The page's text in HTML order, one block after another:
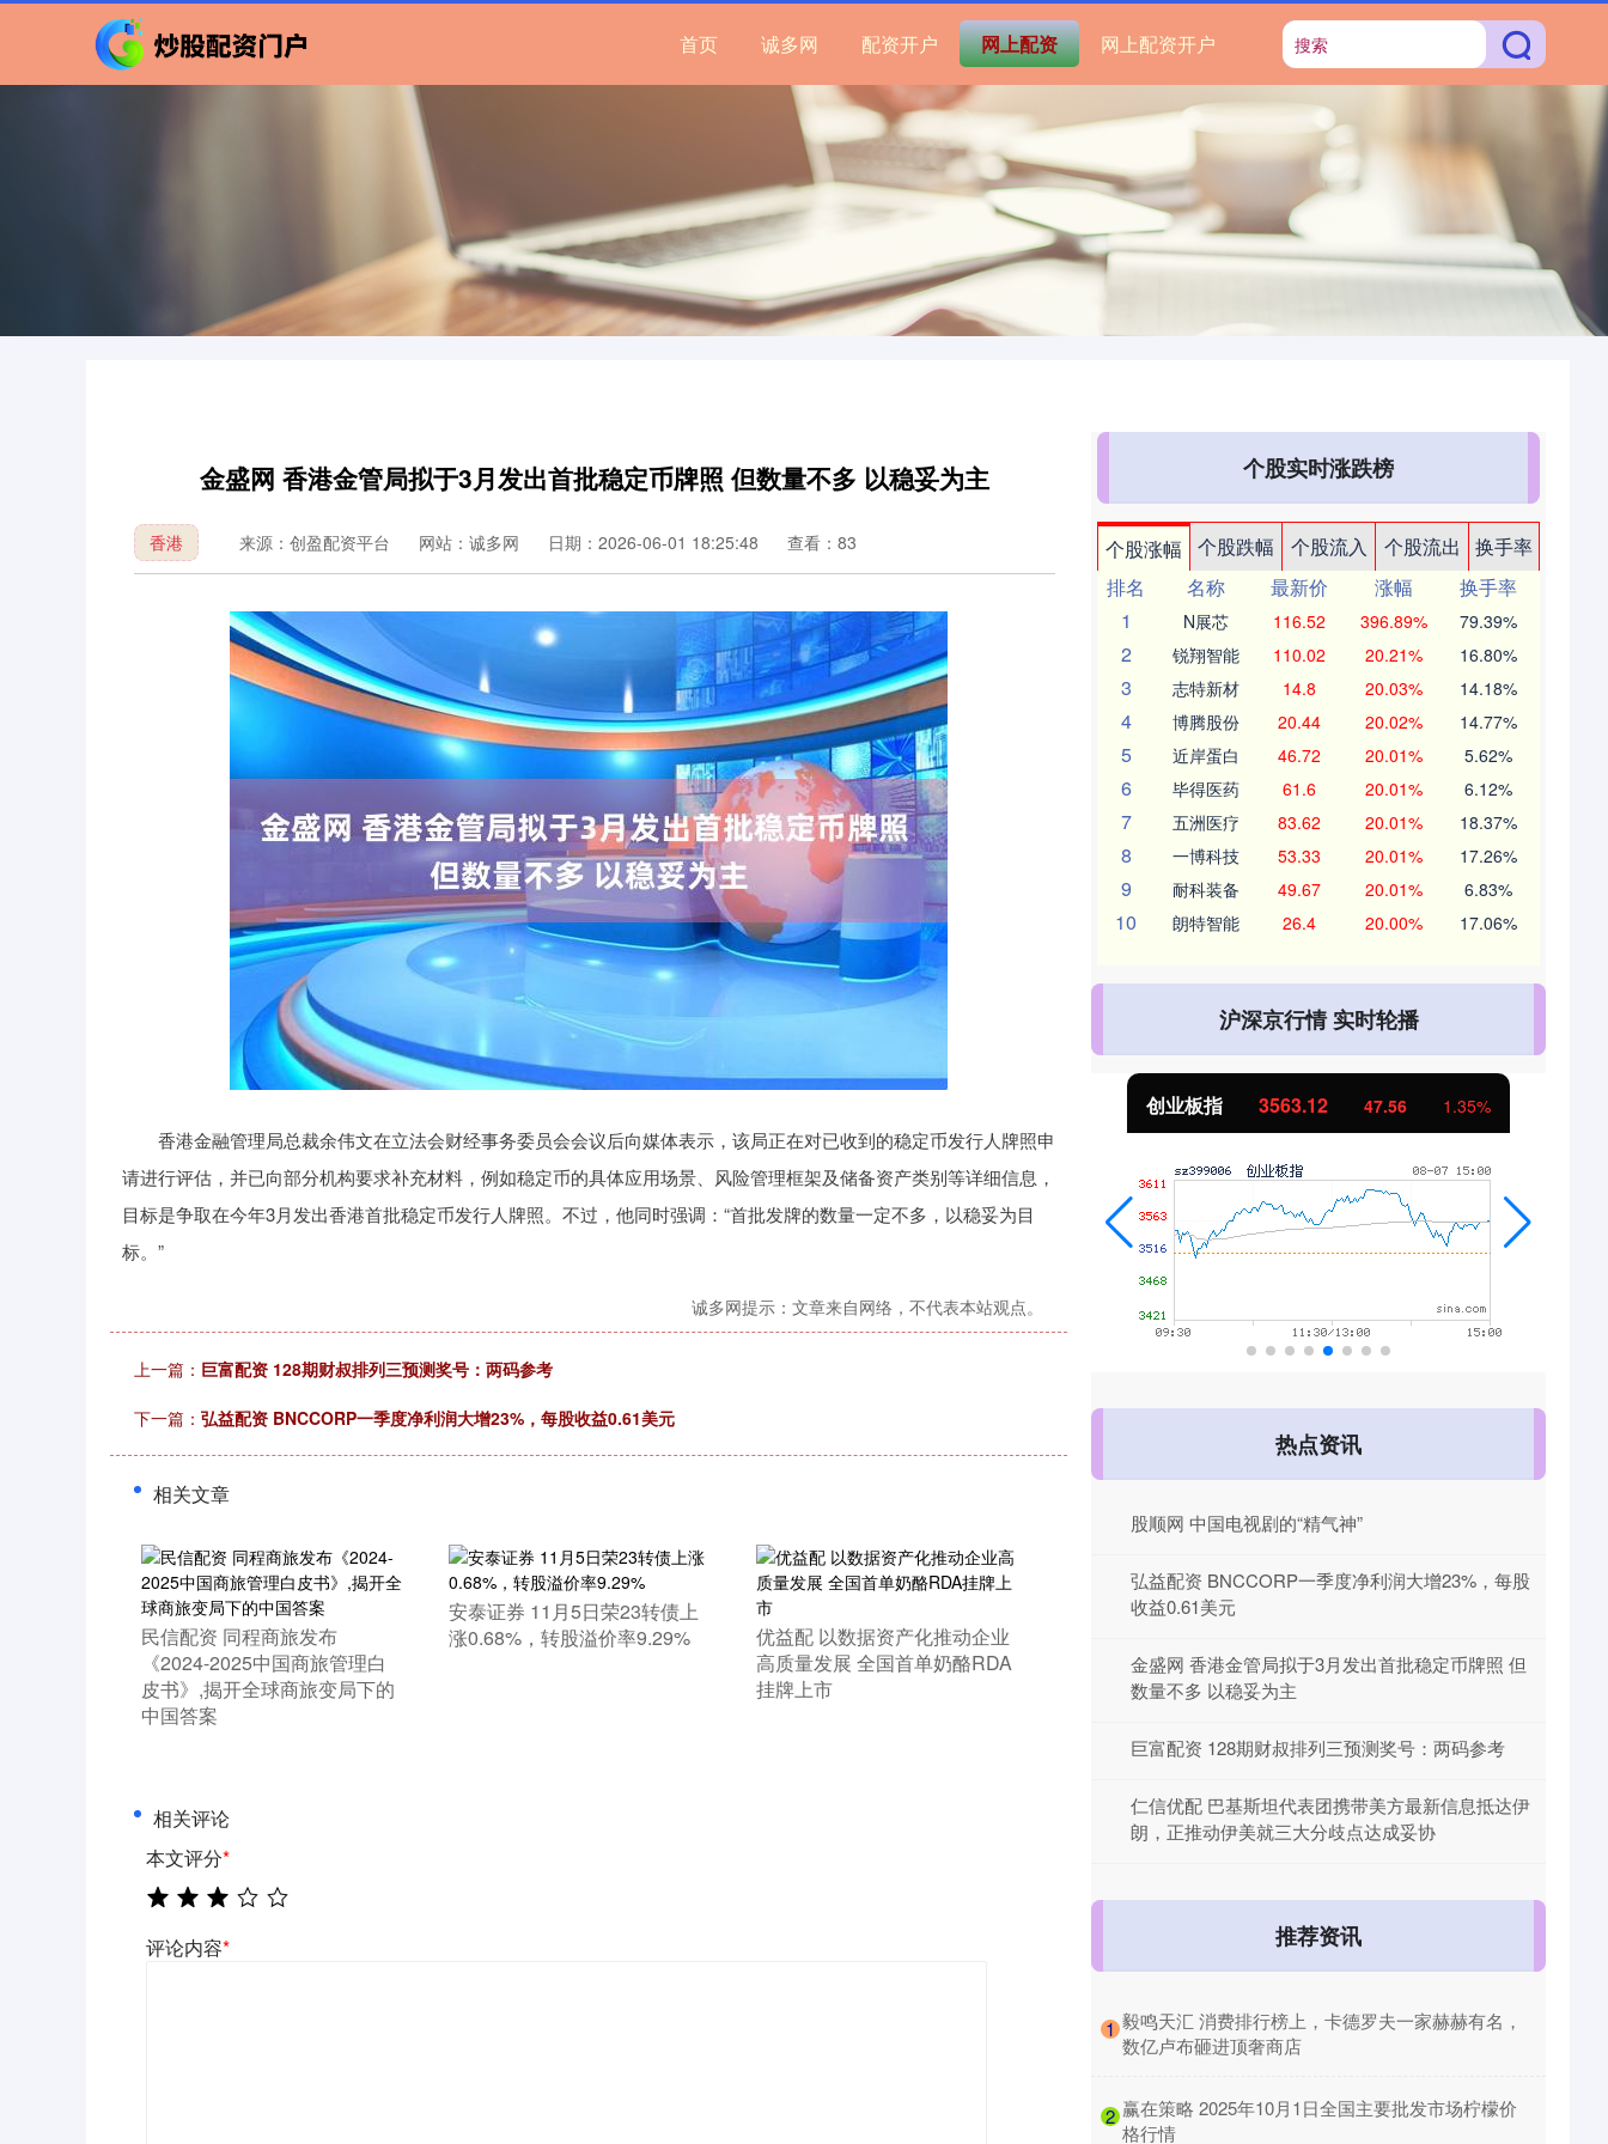
首页 诚多网 配资开户 网上配资 网上配资开户
金盛网 香港金管局拟于3月发出首批稳定币牌照 但数量不多 以稳妥为主
香港 来源：创盈配资平台 网站：诚多网 日期：2026-06-01 18:25:48 查看：83
香港金融管理局总裁余伟文在立法会财经事务委员会会议后向媒体表示，该局正在对已收到的稳定币发行人牌照申
请进行评估，并已向部分机构要求补充材料，例如稳定币的具体应用场景、风险管理框架及储备资产类别等详细信息，
目标是争取在今年3月发出香港首批稳定币发行人牌照。不过，他同时强调：“首批发牌的数量一定不多，以稳妥为目
标。”
诚多网提示：文章来自网络，不代表本站观点。
上一篇： 巨富配资 128期财叔排列三预测奖号：两码参考
下一篇： 弘益配资 BNCCORP一季度净利润大增23%，每股收益0.61美元
相关文章
​民信配资 同程商旅发布
《2024-2025中国商旅管理白
皮书》,揭开全球商旅变局下的
中国答案
​安泰证券 11月5日荣23转债上
涨0.68%，转股溢价率9.29%
​优益配 以数据资产化推动企业
高质量发展 全国首单奶酪RDA
挂牌上市
相关评论
本文评分*
评论内容*
个股实时涨跌榜
个股涨幅 个股跌幅 个股流入 个股流出
换手率
排名
名称 最新价 涨幅
换手率
1
N展芯 116.52 396.89% 79.39%
2 锐翔智能 110.02 20.21% 16.80%
3 志特新材 14.8 20.03% 14.18%
4 博腾股份 20.44 20.02% 14.77%
5 近岸蛋白 46.72 20.01% 5.62%
6 毕得医药 61.6 20.01% 6.12%
7 五洲医疗 83.62 20.01% 18.37%
8 一博科技 53.33 20.01% 17.26%
9 耐科装备 49.67 20.01% 6.83%
10 朗特智能 26.4 20.00% 17.06%
沪深京行情 实时轮播
创业板指 3563.12 47.56 1.35%
热点资讯
股顺网 中国电视剧的“精气神”
弘益配资 BNCCORP一季度净利润大增23%，每股
收益0.61美元
金盛网 香港金管局拟于3月发出首批稳定币牌照 但
数量不多 以稳妥为主
巨富配资 128期财叔排列三预测奖号：两码参考
仁信优配 巴基斯坦代表团携带美方最新信息抵达伊
朗，正推动伊美就三大分歧点达成妥协
推荐资讯
1 ​毅鸣天汇 消费排行榜上，卡德罗夫一家赫赫有名，
数亿卢布砸进顶奢商店
2 ​赢在策略 2025年10月1日全国主要批发市场柠檬价
格行情